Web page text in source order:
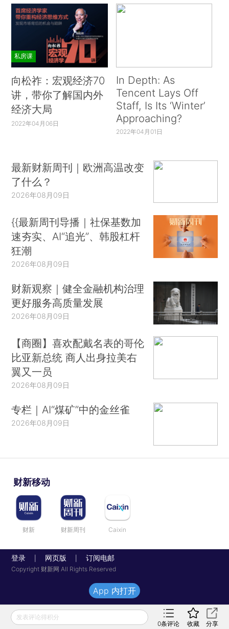
私房课
向松祚：宏观经济70
讲，带你了解国内外
经济大局
2022年04月06日
In Depth: As
Tencent Lays Off
Staff, Is Its ‘Winter’
Approaching?
2022年04月01日
最新财新周刊｜欧洲高温改变
了什么？
2026年08月09日
{{最新周刊导播｜社保基数加
速夯实、AI“追光”、韩股杠杆
狂潮
2026年08月09日
财新观察｜健全金融机构治理
更好服务高质量发展
2026年08月09日
【商圈】喜欢配戴名表的哥伦
比亚新总统 商人出身拉美右
翼又一员
2026年08月09日
专栏｜AI“煤矿”中的金丝雀
2026年08月09日
财新移动
财新 财新周刊 Caixin
登录 网页版 订阅电邮
Copyright 财新网 All Rights Reserved
发表评论得积分
0条评论 收藏 分享
App 内打开